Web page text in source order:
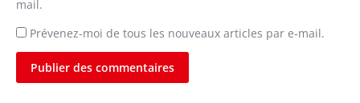
mail.
Prévenez-moi de tous les nouveaux articles par e-mail.
Publier des commentaires